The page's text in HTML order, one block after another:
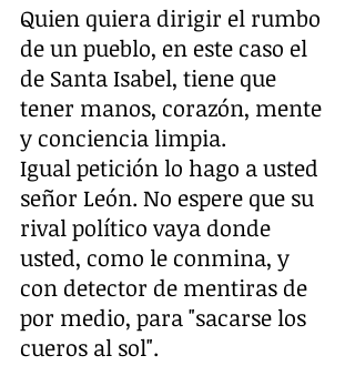
Quien quiera dirigir el rumbo
de un pueblo, en este caso el
de Santa Isabel, tiene que
tener manos, corazón, mente
y conciencia limpia.
Igual petición lo hago a usted
señor León. No espere que su
rival político vaya donde
usted, como le conmina, y
con detector de mentiras de
por medio, para "sacarse los
cueros al sol".